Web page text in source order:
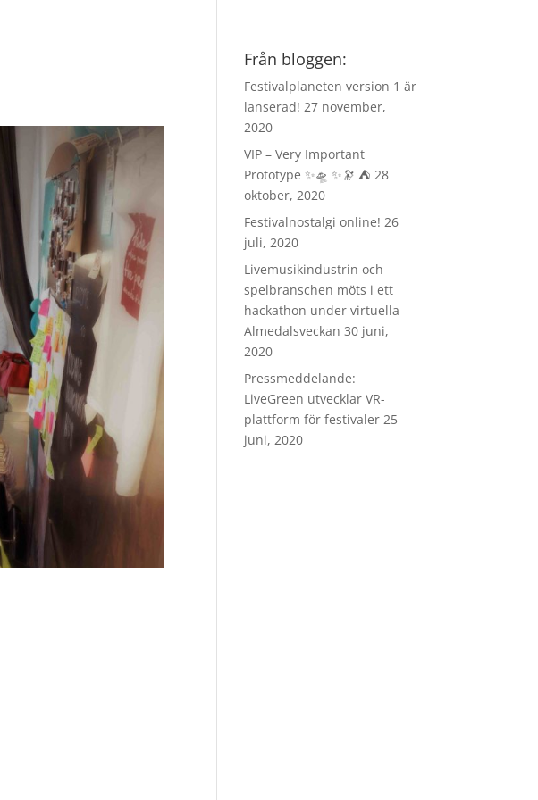
Från bloggen:
Festivalplaneten version 1 är
lanserad! 27 november,
2020
VIP – Very Important
Prototype ✨🛸 ✨🔭 ⛺️ 28
oktober, 2020
Festivalnostalgi online! 26
juli, 2020
Livemusikindustrin och
spelbranschen möts i ett
hackathon under virtuella
Almedalsveckan 30 juni,
2020
Pressmeddelande:
LiveGreen utvecklar VR-
plattform för festivaler 25
juni, 2020